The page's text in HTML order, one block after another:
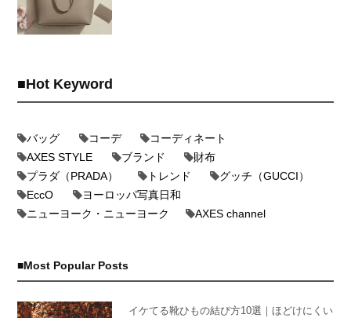
Hot Keyword
バッグ コーデ
コーディネート
AXES STYLE
ブランド
財布
プラダ（PRADA）
トレンド
グッチ（GUCCI）
EccO
ヨーロッパ写真日和
ニューヨーク・ニューヨーク
AXES channel
Most Popular Posts
イケてる靴ひもの結び方10選｜ほどけにくい